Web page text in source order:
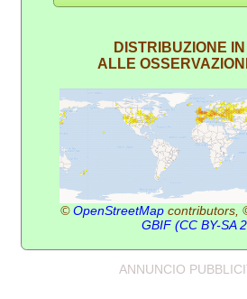
DISTRIBUZIONE
ALLE
©OpenStreetMap contributors,
GBIF (CC BY-SA
ANNUNCIO